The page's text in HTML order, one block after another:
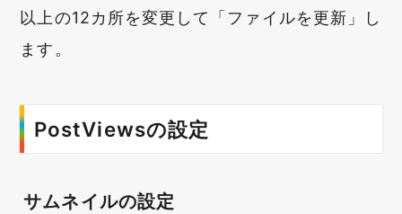
以上の12カ所を変更して「ファイルを更新」し
ます。
PostViewsの設定
サムネイルの設定